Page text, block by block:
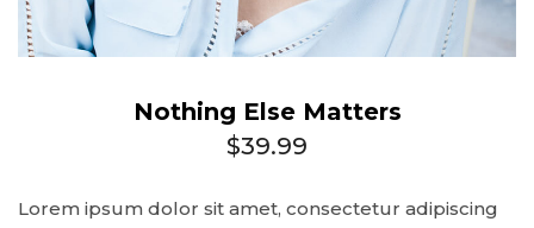
Nothing Else Matters
$39.99
Lorem ipsum dolor sit amet, consectetur adipiscing